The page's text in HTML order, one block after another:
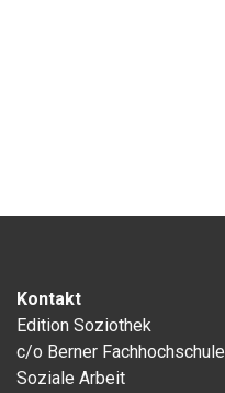
Kontakt
Edition Soziothek
c/o Berner Fachhochschule
Soziale Arbeit